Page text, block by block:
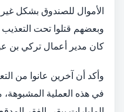
الأموال للصندوق بشكل
وبعضهم قتلوا تحت
كان مدير أعمال تركي بن
وأكد أن آخرين عانوا من
في هذه العملية